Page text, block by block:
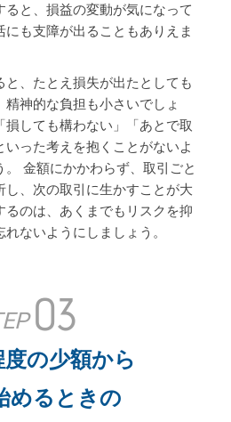
と、損益の変動が気になって
にも支障が出ることもありえま
、たとえ損失が出たとしても
神的な負担も小さいでしょ
損しても構わない」「あとで取
いった考えを抱くことがないよ
。 金額にかかわらず、取引ごと
、次の取引に生かすことが大
のは、あくまでもリスクを抑
ないようにしましょう。
03
度の少額から
めるときの